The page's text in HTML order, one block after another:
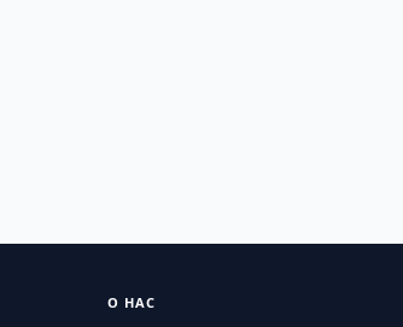
О НАС